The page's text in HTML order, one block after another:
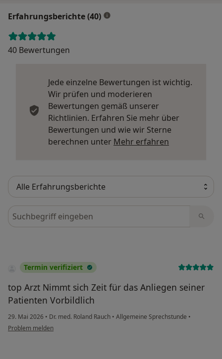
Erfahrungsberichte (40)
40 Bewertungen
Jede einzelne Bewertungen ist wichtig.
Wir prüfen und moderieren
Bewertungen gemäß unserer
Richtlinien. Erfahren Sie mehr über
Bewertungen und wie wir Sterne
berechnen unter Mehr erfahren
Bewertungen durchsuchen
Termin verifiziert
top Arzt Nimmt sich Zeit für das Anliegen seiner
Patienten Vorbildlich
29. Mai 2026 • Dr. med. Roland Rauch • Allgemeine Sprechstunde •
Problem melden